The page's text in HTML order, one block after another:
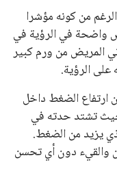
من كونه مؤشرا
واضحة في الرؤية في
المريض من ورم كبير
الرؤية.
ارتفاع الضغط داخل
حيث تشتد حدته في
يزيد من الضغط.
والقيء دون أي تحسن